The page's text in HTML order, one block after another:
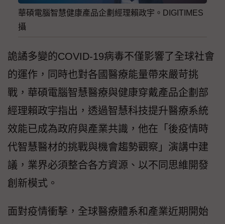
華碩電腦智慧健康產品企劃經理賴政宇。DIGITIMES
攝
詭譎多變的COVID-19病毒不僅影響了全球社會
的運作，同時也對各國醫療能量帶來嚴苛挑
戰，華碩電腦智慧醫療與健康穿戴產品企劃部
經理賴政宇指出，透過智慧科技提升醫療系統
效能已成為政府與產業共識，他在「後疫情時
代智慧醫材的挑戰與機會趨勢觀察」演講中建
議，業界必須整合各方資源、以不同思維開發
創新模式。
面對疫情衝擊，全球醫療體系和產業近期開始